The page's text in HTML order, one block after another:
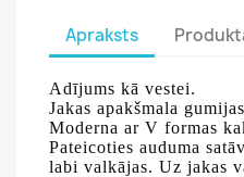
Apraksts
Adījums kā vestei.
Jakas apakšmala
Moderna ar V formas
Pateicoties auduma
labi valkājas. Uz jakas